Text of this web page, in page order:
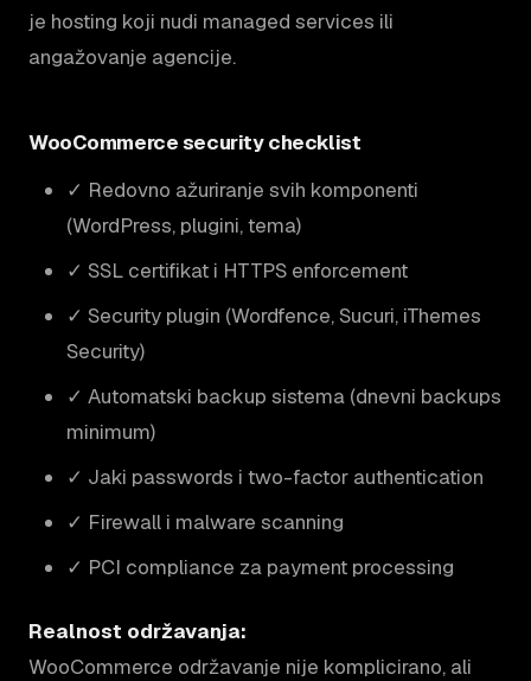
je hosting koji nudi managed services ili
angažovanje agencije.
WooCommerce security checklist
✓ Redovno ažuriranje svih komponenti
(WordPress, plugini, tema)
✓ SSL certifikat i HTTPS enforcement
✓ Security plugin (Wordfence, Sucuri, iThemes
Security)
✓ Automatski backup sistema (dnevni backups
minimum)
✓ Jaki passwords i two-factor authentication
✓ Firewall i malware scanning
✓ PCI compliance za payment processing
Realnost održavanja:
WooCommerce održavanje nije komplicirano, ali